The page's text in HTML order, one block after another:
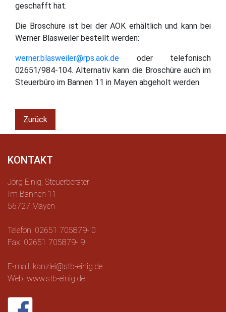
geschafft hat.
Die Broschüre ist bei der AOK erhältlich und kann bei
Werner Blasweiler bestellt werden:
werner.blasweiler@rps.aok.de oder telefonisch
02651/984-104. Alternativ kann die Broschüre auch im
Steuerbüro im Bannen 11 in Mayen abgeholt werden.
Zurück
KONTAKT
Jörg Einig, Steuerberater
Im Bannen 11
56727 Mayen
Telefon: 02651 705879- 0
Fax: 02651 705879- 9
E-mail: kanzlei@stb-einig.de
Web: www.stb-einig.de